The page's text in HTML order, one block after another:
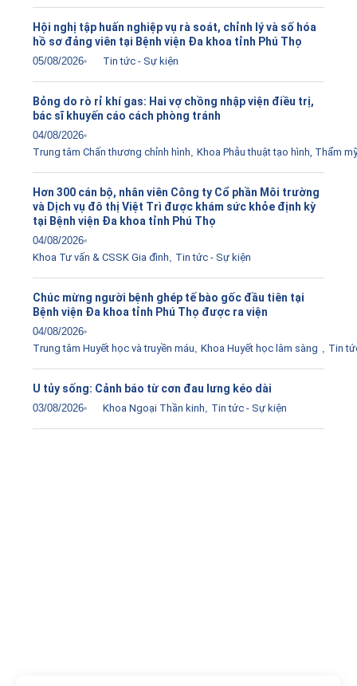
Hội nghị tập huấn nghiệp vụ rà soát, chỉnh lý và số hóa
hồ sơ đảng viên tại Bệnh viện Đa khoa tỉnh Phú Thọ
05/08/2026 Tin tức - Sự kiện
Bỏng do rò rỉ khí gas: Hai vợ chồng nhập viện điều trị,
bác sĩ khuyến cáo cách phòng tránh
04/08/2026
Trung tâm Chấn thương chỉnh hình Khoa Phẫu thuật tạo hình, Thẩm
Hơn 300 cán bộ, nhân viên Công ty Cổ phần Môi trường
và Dịch vụ đô thị Việt Trì được khám sức khỏe định kỳ
tại Bệnh viện Đa khoa tỉnh Phú Thọ
04/08/2026
Khoa Tư vấn & CSSK Gia đình
Tin tức - Sự kiện
Chúc mừng người bệnh ghép tế bào gốc đầu tiên tại
Bệnh viện Đa khoa tỉnh Phú Thọ được ra viện
04/08/2026
Trung tâm Huyết học và truyền máu Khoa Huyết học lâm sàng Tin
U tủy sống: Cảnh báo từ cơn đau lưng kéo dài
03/08/2026 Khoa Ngoại Thần kinh Tin tức - Sự kiện